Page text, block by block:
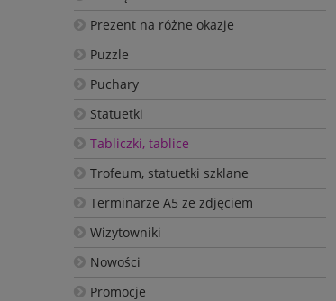
Prezent na różne okazje
Puzzle
Puchary
Statuetki
Tabliczki, tablice
Trofeum, statuetki szklane
Terminarze A5 ze zdjęciem
Wizytowniki
Nowości
Promocje